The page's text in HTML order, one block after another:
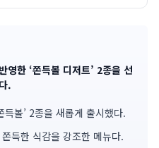
영한 ‘쫀득볼 디저트’ 2종을 선
.
득볼’ 2종을 새롭게 출시했다.
득한 식감을 강조한 메뉴다.